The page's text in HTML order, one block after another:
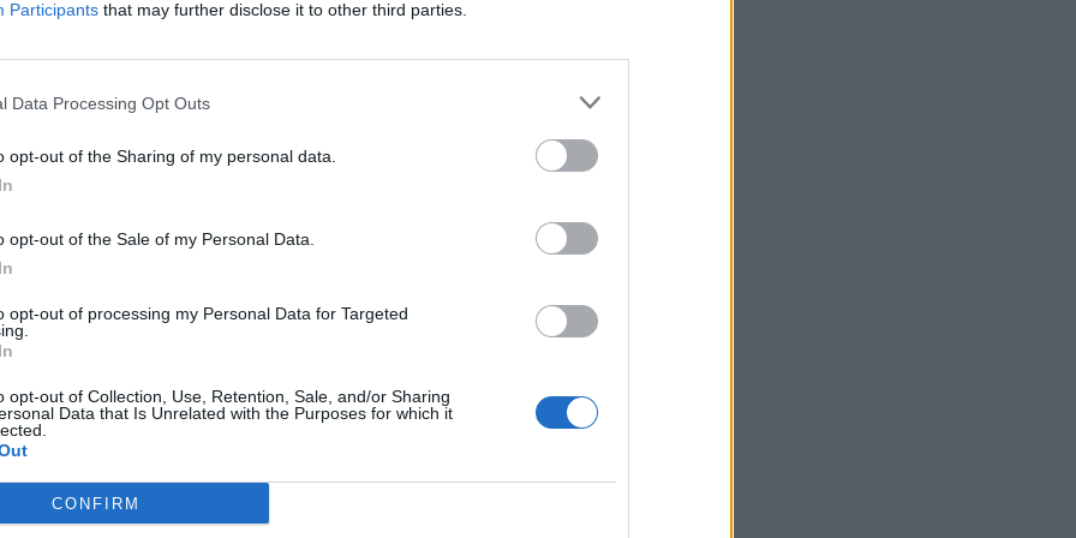
Participants that may further disclose it to other third parties.
Data Processing Opt Outs
opt-out of the Sharing of my personal data.
opt-out of the Sale of my Personal Data.
opt-out of processing my Personal Data for Targeted
opt-out of Collection, Use, Retention, Sale, and/or Sharing
Data that Is Unrelated with the Purposes for which it
CONFIRM
θα έχουν διάρκεια, πέντε δίωρων
την κ. Παπαδοπούλου Ιωάννα -
την Τρίτη 1η Νοεμβρίου και ώρα
Εκπαίδευσης:
την αναγκαιότητα ενίσχυσης των
εκπαίδευσης και
Α/βάθμιας εκπαίδευσης της
ένα ακόμη βιωματικό σεμινάριο
στην εφαρμογή των τεχνικών
ασκήσεων τις εξής θεματικές